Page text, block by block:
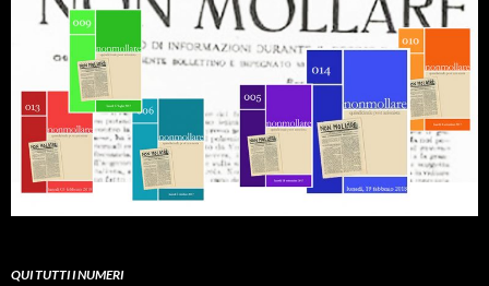
QUI TUTTI I NUMERI